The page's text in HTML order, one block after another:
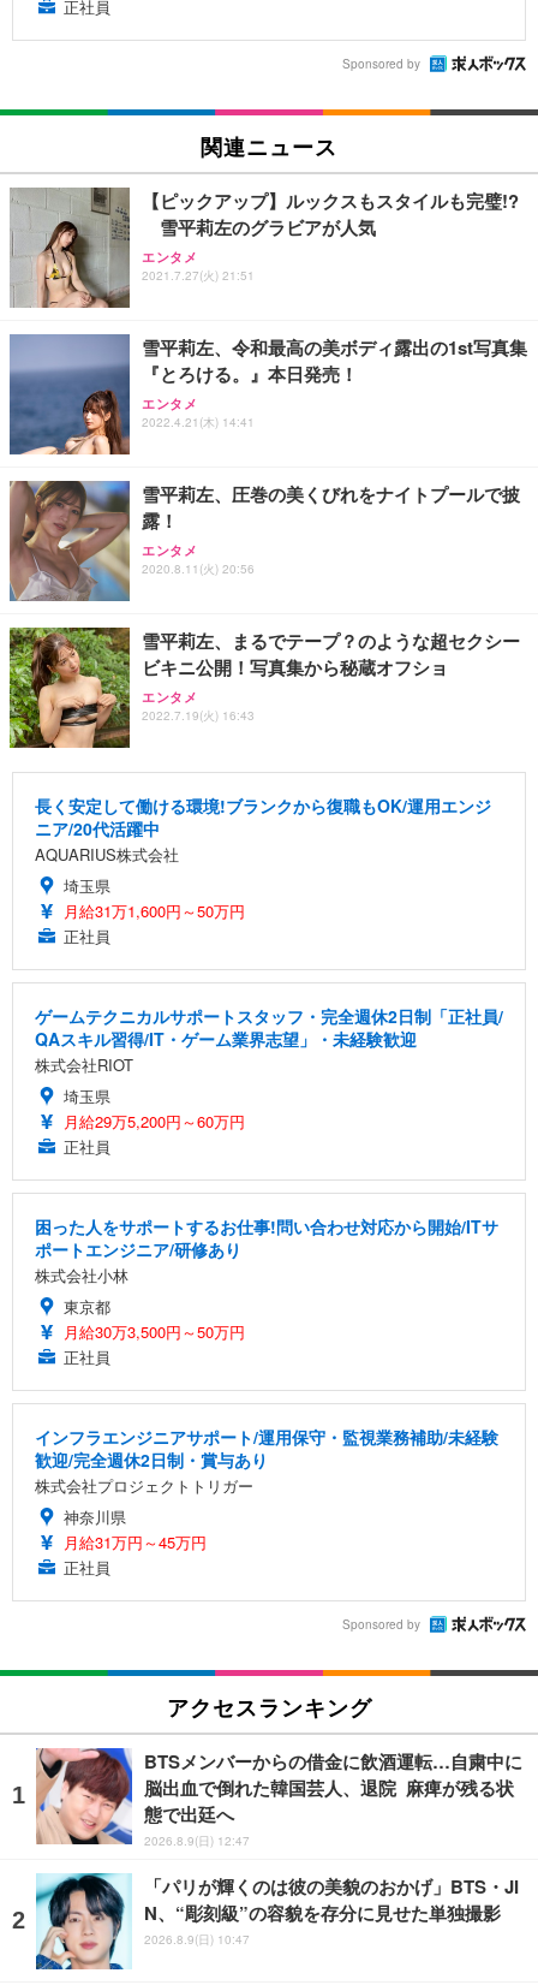
正社員
Sponsored by
関連ニュース
【ピックアップ】ルックスもスタイルも完璧!?
雪平莉左のグラビアが人気
エンタメ
2021.7.27(火) 21:51
雪平莉左、令和最高の美ボディ露出の1st写真集
『とろける。』本日発売！
エンタメ
2022.4.21(木) 14:41
雪平莉左、圧巻の美くびれをナイトプールで披
露！
エンタメ
2020.8.11(火) 20:56
雪平莉左、まるでテープ？のような超セクシー
ビキニ公開！写真集から秘蔵オフショ
エンタメ
2022.7.19(火) 16:43
長く安定して働ける環境!ブランクから復職もOK/運用エンジ
ニア/20代活躍中
AQUARIUS株式会社
埼玉県
月給31万1,600円～50万円
正社員
ゲームテクニカルサポートスタッフ・完全週休2日制「正社員/
QAスキル習得/IT・ゲーム業界志望」・未経験歓迎
株式会社RIOT
埼玉県
月給29万5,200円～60万円
正社員
困った人をサポートするお仕事!問い合わせ対応から開始/ITサ
ポートエンジニア/研修あり
株式会社小林
東京都
月給30万3,500円～50万円
正社員
インフラエンジニアサポート/運用保守・監視業務補助/未経験
歓迎/完全週休2日制・賞与あり
株式会社プロジェクトトリガー
神奈川県
月給31万円～45万円
正社員
Sponsored by
アクセスランキング
BTSメンバーからの借金に飲酒運転…自粛中に
脳出血で倒れた韓国芸人、退院 麻痺が残る状
態で出廷へ
2026.8.9(日) 12:47
「パリが輝くのは彼の美貌のおかげ」BTS・JI
N、“彫刻級”の容貌を存分に見せた単独撮影
2026.8.9(日) 10:47